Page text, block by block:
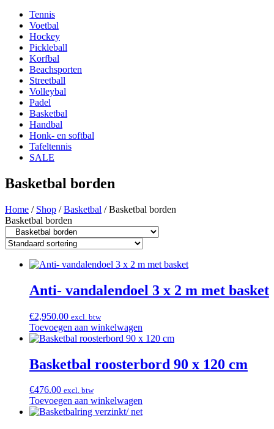
Tennis
Voetbal
Hockey
Pickleball
Korfbal
Beachsporten
Streetball
Volleybal
Padel
Basketbal
Handbal
Honk- en softbal
Tafeltennis
SALE
Basketbal borden
Home / Shop /Basketbal / Basketbal borden
Basketbal borden
Anti- vandalendoel 3 x 2 m met basket
€2,950.00 excl. btw
Toevoegen aan winkelwagen
Basketbal roosterbord 90 x 120 cm
€476.00 excl. btw
Toevoegen aan winkelwagen